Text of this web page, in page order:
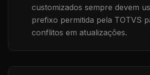
customizados sempre devem
prefixo permitida pela TOTVS
conflitos em atualizações.